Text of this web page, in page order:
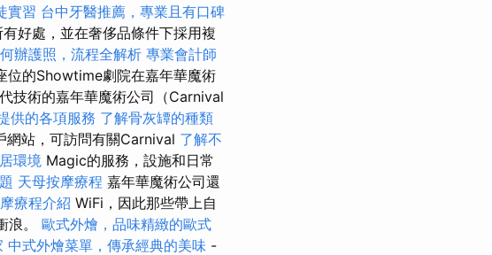
實習 台中牙醫推薦，專業且有口碑
好處，並在奢侈品條件下採用複
辦護照，流程全解析 專業會計師
位的Showtime劇院在嘉年華魔術
技術的嘉年華魔術公司（Carnival
供的各項服務 了解骨灰罈的種類
站，可訪問有關Carnival 了解不
環境 Magic的服務，設施和日常
天母按摩療程 嘉年華魔術公司還
療程介紹 WiFi，因此那些帶上自
浪。 歐式外燴，品味精緻的歐式
中式外燴菜單，傳承經典的美味 -